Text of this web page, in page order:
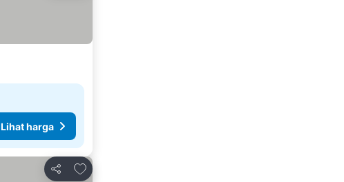
Lihat harga
Kongsi
Tambah ke favorit